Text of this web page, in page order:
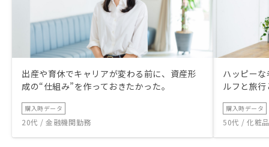
出産や育休でキャリアが変わる前に、資産形
成の“仕組み”を作っておきたかった。
購入時データ
20代 / 金融機関勤務
ハッピー
ルフと旅
購入時データ
50代 / 化粧